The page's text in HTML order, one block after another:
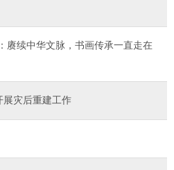
赓续中华文脉，书画传承一直走在
展灾后重建工作